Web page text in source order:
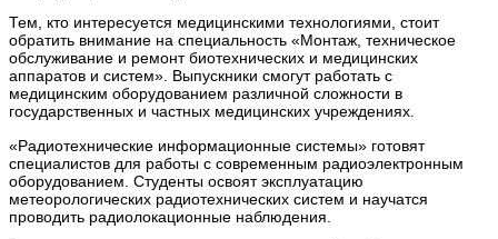
Тем, кто интересуется медицинскими технологиями, стоит
обратить внимание на специальность «Монтаж, техническое
обслуживание и ремонт биотехнических и медицинских
аппаратов и систем». Выпускники смогут работать с
медицинским оборудованием различной сложности в
государственных и частных медицинских учреждениях.
«Радиотехнические информационные системы» готовят
специалистов для работы с современным радиоэлектронным
оборудованием. Студенты освоят эксплуатацию
метеорологических радиотехнических систем и научатся
проводить радиолокационные наблюдения.